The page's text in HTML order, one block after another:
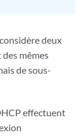
deux
mêmes
de sous-
effectuent